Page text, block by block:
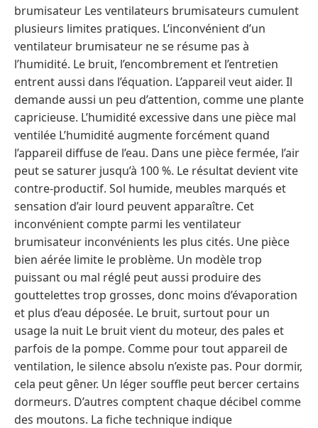
brumisateur Les ventilateurs brumisateurs cumulent
plusieurs limites pratiques. L’inconvénient d’un
ventilateur brumisateur ne se résume pas à
l’humidité. Le bruit, l’encombrement et l’entretien
entrent aussi dans l’équation. L’appareil veut aider. Il
demande aussi un peu d’attention, comme une plante
capricieuse. L’humidité excessive dans une pièce mal
ventilée L’humidité augmente forcément quand
l’appareil diffuse de l’eau. Dans une pièce fermée, l’air
peut se saturer jusqu’à 100 %. Le résultat devient vite
contre-productif. Sol humide, meubles marqués et
sensation d’air lourd peuvent apparaître. Cet
inconvénient compte parmi les ventilateur
brumisateur inconvénients les plus cités. Une pièce
bien aérée limite le problème. Un modèle trop
puissant ou mal réglé peut aussi produire des
gouttelettes trop grosses, donc moins d’évaporation
et plus d’eau déposée. Le bruit, surtout pour un
usage la nuit Le bruit vient du moteur, des pales et
parfois de la pompe. Comme pour tout appareil de
ventilation, le silence absolu n’existe pas. Pour dormir,
cela peut gêner. Un léger souffle peut bercer certains
dormeurs. D’autres comptent chaque décibel comme
des moutons. La fiche technique indique